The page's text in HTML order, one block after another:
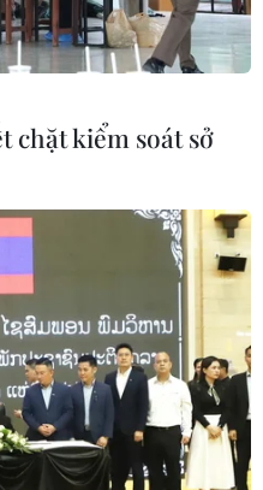
chặt kiểm soát sở